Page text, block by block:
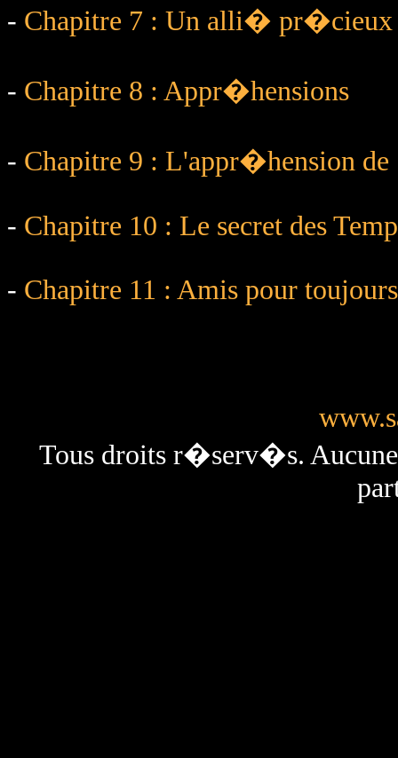
- Chapitre 7 : Un alli� pr�cieux
- Chapitre 8 : Appr�hensions
- Chapitre 9 : L'appr�hension de
- Chapitre 10 : Le secret des
- Chapitre 11 : Amis pour toujours
Tous droits r�serv�s.